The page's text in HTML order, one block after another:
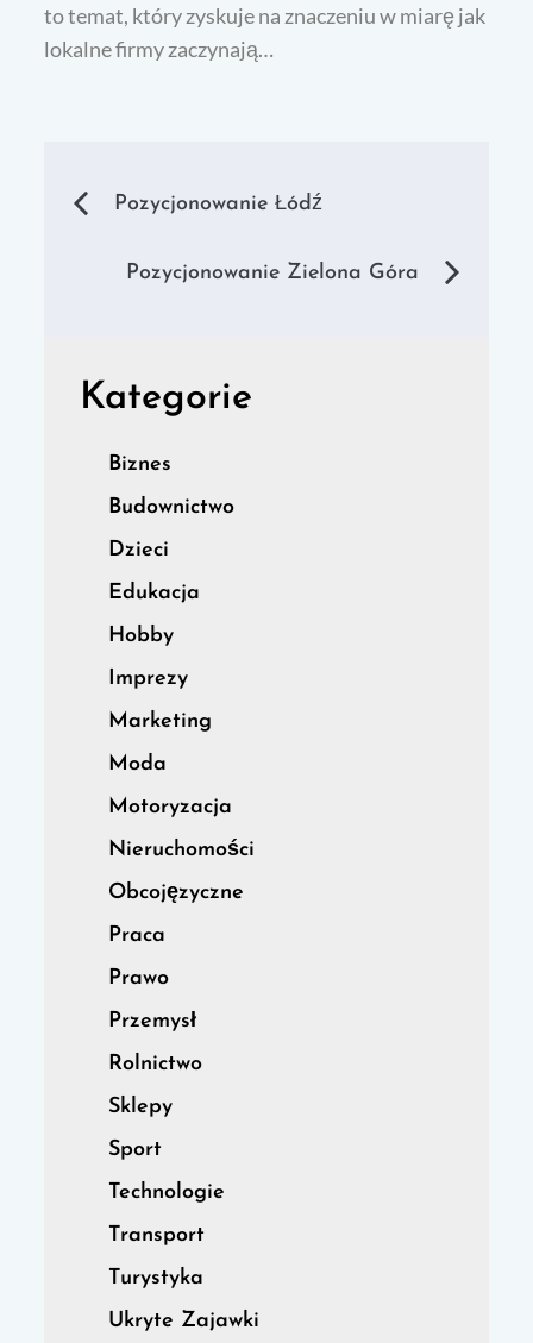
to temat, który zyskuje na znaczeniu w miarę jak
lokalne firmy zaczynają…
Nawigacja
wpisu
Pozycjonowanie Łódź
Pozycjonowanie Zielona Góra
Kategorie
Biznes
Budownictwo
Dzieci
Edukacja
Hobby
Imprezy
Marketing
Moda
Motoryzacja
Nieruchomości
Obcojęzyczne
Praca
Prawo
Przemysł
Rolnictwo
Sklepy
Sport
Technologie
Transport
Turystyka
Ukryte Zajawki